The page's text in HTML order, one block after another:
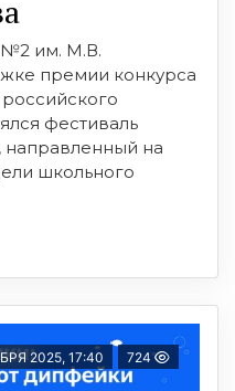
№2 им. М.В.
премии конкурса
фестиваль
направленный на
школьного
2025, 17:40 724